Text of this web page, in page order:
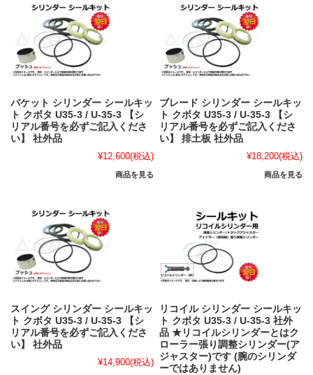
バケット シリンダー シールキッ
ト クボタ U35-3 / U-35-3 【シ
リアル番号を必ずご記入くださ
い】 社外品
¥12,600(税込)
商品を見る
ブレード シリンダー シールキッ
ト クボタ U35-3 / U-35-3 【シ
リアル番号を必ずご記入くださ
い】 排土板 社外品
¥18,200(税込)
商品を見る
スイング シリンダー シールキッ
ト クボタ U35-3 / U-35-3 【シ
リアル番号を必ずご記入くださ
い】 社外品
¥14,900(税込)
リコイル シリンダー シールキッ
ト クボタ U35-3 / U-35-3 社外
品 ★リコイルシリンダーとはク
ローラー張り調整シリンダー(ア
ジャスター)です (腕のシリンダ
ーではありません)